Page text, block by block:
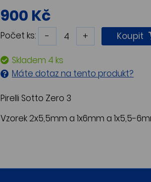
900 Kč
Počet ks: - + Koupit
Skladem 4 ks
Máte dotaz na tento produkt?
Pirelli Sotto Zero 3
Vzorek 2x5,5mm a 1x6mm a 1x5,5-